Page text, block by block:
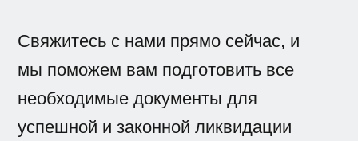
Свяжитесь с нами прямо сейчас, и
мы поможем вам подготовить все
необходимые документы для
успешной и законной ликвидации